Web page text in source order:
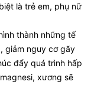
là trẻ em, phụ nữ
thành những tế
giảm nguy cơ gãy
đẩy quá trình hấp
xương sẽ